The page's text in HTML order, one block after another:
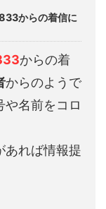
からの着信に
からの着
からのようで
名前をコロ
あれば情報提